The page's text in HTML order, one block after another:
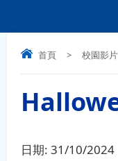
首頁 > 校園影片
日期: 31/10/2024